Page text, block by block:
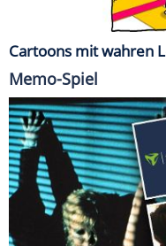
Cartoons mit wahren
Memo-Spiel